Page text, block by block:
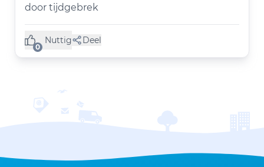
door tijdgebrek
0
Nuttig
(0 like) Deel